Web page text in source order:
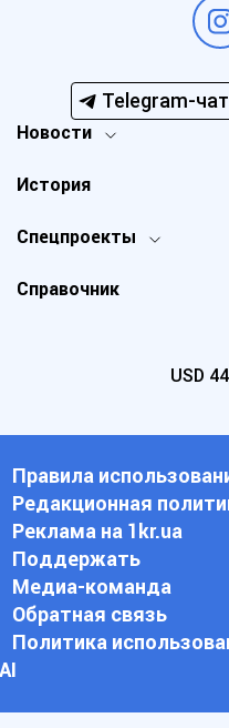
Telegram-чат
Новости
Спецпроекты
История
Справочник
USD
Правила
Редакционная
Реклама на 1kr.ua
Поддержать
Медиа-команда
Обратная связь
Политика
АI